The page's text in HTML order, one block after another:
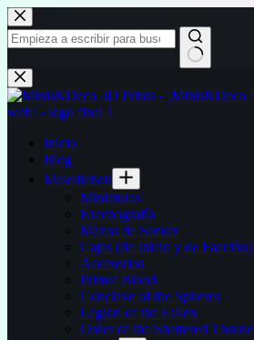
Saltar
al
contenido
Sin
resultados
Inicio
Blog
Malediction
Miniaturas
Escenografía
Mazos de Seeker
Cajas (de Inicio y de Facción)
Accesorios
Primal Blood
Conclave of the Spheres
Legion of the Fallen
Order of the Shattered Throne